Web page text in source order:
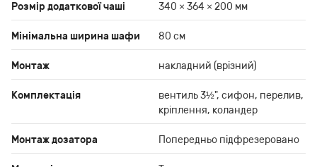
Розмір додаткової чаші 340 × 364 × 200 мм
Мінімальна ширина шафи 80 см
Монтаж накладний (врізний)
Комплектація
вентиль 3½", сифон, перелив,
кріплення, коландер
Монтаж дозатора Попередньо підфрезеровано